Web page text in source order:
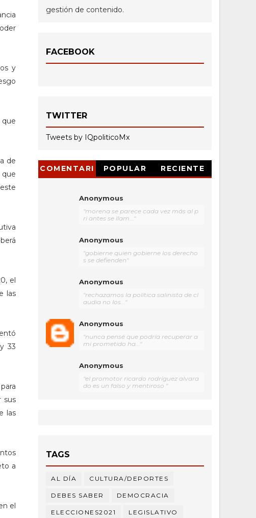
y
de
el
las
33
sus
las
a
el
gestión de contenido.
FACEBOOK
TWITTER
Tweets by IQpoliticoMx
COMENTARI
POPULAR RECIENTE
Anonymous
"morena se parece cada vez más al p
ri antes se llam..."
Anonymous
"gobierne quien gobierne los derecho
s se defienden"
Anonymous
"rechazamos la política salinista de cl
audia no los..."
Anonymous
"nunca pensé que podría recuperar a
mi prometido ha..."
Anonymous
"el promotor ricardo rodríguez alvara
do es un falso y mentiroso "
TAGS
AL DÍA CULTURA/DEPORTES
DEBES SABER DEMOCRACIA
ELECCIONES2021 LEGISLATIVO